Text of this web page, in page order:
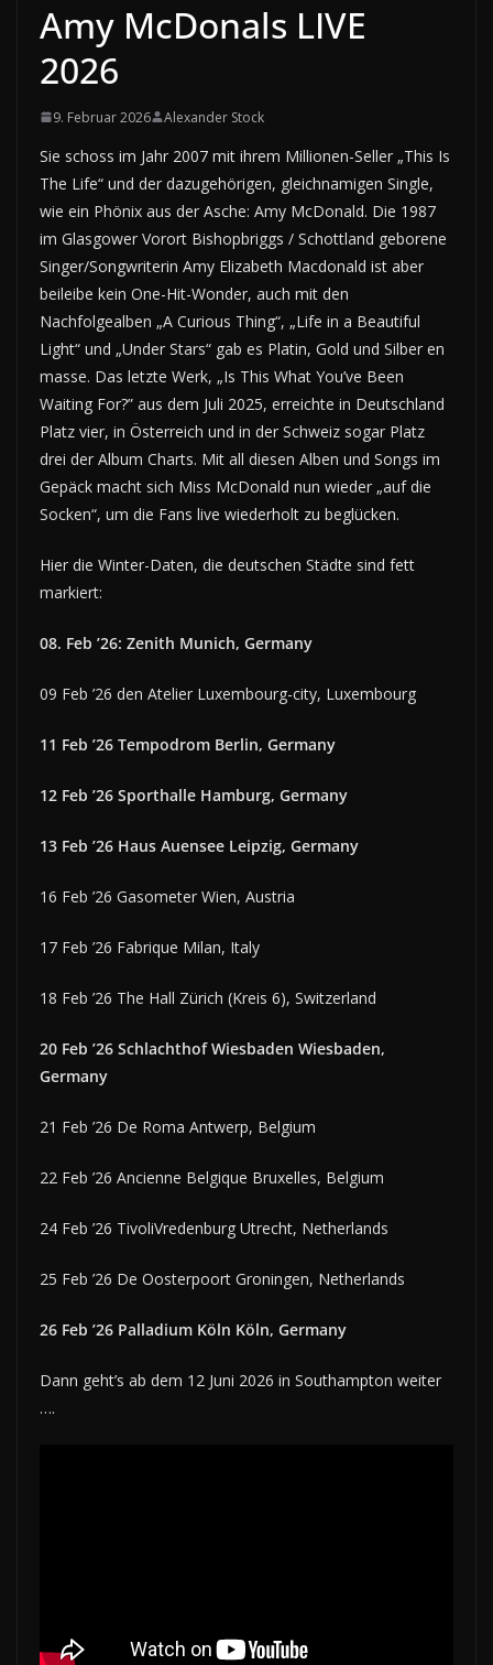
Amy McDonals LIVE
2026
9. Februar 2026 Alexander Stock
Sie schoss im Jahr 2007 mit ihrem Millionen-Seller „This Is
The Life“ und der dazugehörigen, gleichnamigen Single,
wie ein Phönix aus der Asche: Amy McDonald. Die 1987
im Glasgower Vorort Bishopbriggs / Schottland geborene
Singer/Songwriterin Amy Elizabeth Macdonald ist aber
beileibe kein One-Hit-Wonder, auch mit den
Nachfolgealben „A Curious Thing“, „Life in a Beautiful
Light“ und „Under Stars“ gab es Platin, Gold und Silber en
masse. Das letzte Werk, „Is This What You’ve Been
Waiting For?” aus dem Juli 2025, erreichte in Deutschland
Platz vier, in Österreich und in der Schweiz sogar Platz
drei der Album Charts. Mit all diesen Alben und Songs im
Gepäck macht sich Miss McDonald nun wieder „auf die
Socken“, um die Fans live wiederholt zu beglücken.
Hier die Winter-Daten, die deutschen Städte sind fett
markiert:
08. Feb ’26: Zenith Munich, Germany
09 Feb ’26 den Atelier Luxembourg-city, Luxembourg
11 Feb ’26 Tempodrom Berlin, Germany
12 Feb ’26 Sporthalle Hamburg, Germany
13 Feb ’26 Haus Auensee Leipzig, Germany
16 Feb ’26 Gasometer Wien, Austria
17 Feb ’26 Fabrique Milan, Italy
18 Feb ’26 The Hall Zürich (Kreis 6), Switzerland
20 Feb ’26 Schlachthof Wiesbaden Wiesbaden,
Germany
21 Feb ’26 De Roma Antwerp, Belgium
22 Feb ’26 Ancienne Belgique Bruxelles, Belgium
24 Feb ’26 TivoliVredenburg Utrecht, Netherlands
25 Feb ’26 De Oosterpoort Groningen, Netherlands
26 Feb ’26 Palladium Köln Köln, Germany
Dann geht’s ab dem 12 Juni 2026 in Southampton weiter
….